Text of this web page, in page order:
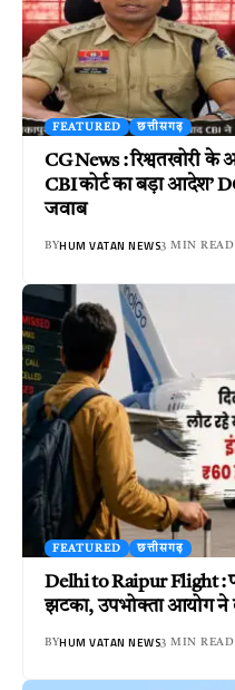
FEATURED छत्तीसगढ़
CG News : रिश्वतखोरी के
CBI कोर्ट का बड़ा आदेश’
जवाब
BYHUM VATAN NEWS3 MIN READ
FEATURED छत्तीसगढ़
Delhi to Raipur Flight :
झटका, उपभोक्ता आयोग ने
BYHUM VATAN NEWS3 MIN READ